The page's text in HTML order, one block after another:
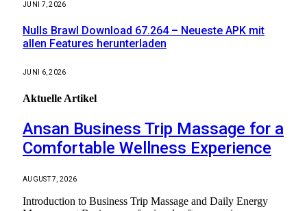
JUNI 7, 2026
Nulls Brawl Download 67.264 – Neueste APK mit
allen Features herunterladen
JUNI 6, 2026
Aktuelle Artikel
Ansan Business Trip Massage for a
Comfortable Wellness Experience
AUGUST 7, 2026
Introduction to Business Trip Massage and Daily Energy